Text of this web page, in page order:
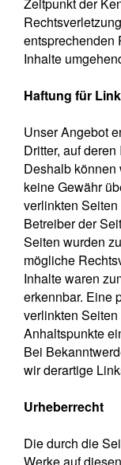
entsprechenden
Inhalte
Haftung für
Unser Angebot
Dritter, auf
Deshalb können
keine Gewähr
verlinkten
Betreiber der
Seiten wurden
mögliche
Inhalte waren
erkennbar. Eine
verlinkten
Anhaltspunkte
Bei
wir derartige
Urheberrecht
Die durch die
Werke auf